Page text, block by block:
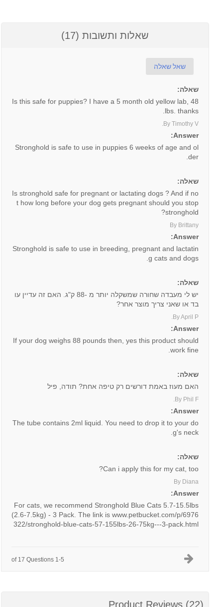
שאלות ותשובות (17)
שאל שאלה
שאלה:
Is this safe for puppies? I have a 5 month old yellow lab, 48
lbs. thanks.
By Timothy V.
Answer:
Stronghold is safe to use in puppies 6 weeks of age and ol
der.
שאלה:
Is stronghold safe for pregnant or lactating dogs ? And if no
t how long before your dog gets pregnant should you stop
stronghold?
By Brittany
Answer:
Stronghold is safe to use in breeding, pregnant and lactatin
g cats and dogs.
שאלה:
יש לי מעבדה שחורה שמשקלה יותר מ -88 ק"ג. האם זה עדיין עו
בד או שאני צריך מוצר אחר?
By April P.
Answer:
If your dog weighs 88 pounds then, yes this product should
work fine.
שאלה:
האם מעוז באמת דורשים רק טיפה אחת? תודה, פיל
By Phil F.
Answer:
The tube contains 2ml liquid. You need to drop it to your do
g's neck.
שאלה:
Can i apply this for my cat, too?
By Diana
Answer:
For cats, we recommend Stronghold Blue Cats 5.7-15.5lbs
(2.6-7.5kg) - 3 Pack. The link is www.petbucket.com/p/6976
322/stronghold-blue-cats-57-155lbs-26-75kg---3-pack.html
1-5 of 17 Questions
Product Reviews (22)